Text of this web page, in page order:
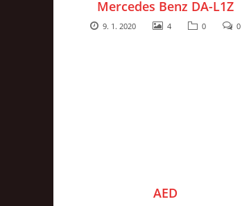
Mercedes Benz DA-L1Z
9. 1. 2020 4 0 0
AED